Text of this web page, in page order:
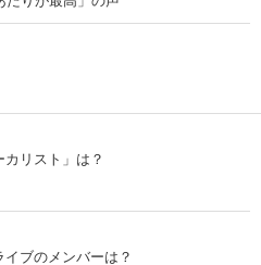
リスト」は？
ブのメンバーは？